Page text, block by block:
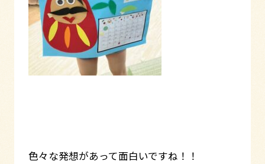
色々な発想があって面白いですね！！